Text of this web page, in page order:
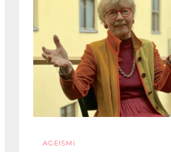
AGEISMI